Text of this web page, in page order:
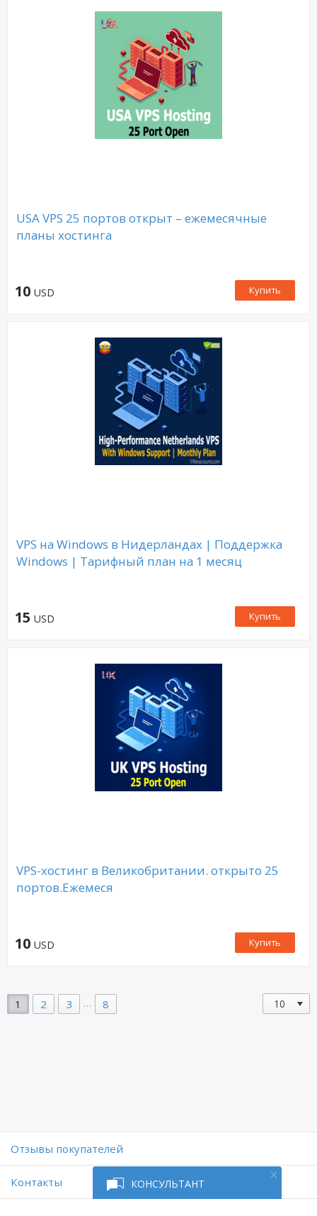
КОНСУЛЬТАНТ
USA VPS 25 портов открыт – ежемесячные
планы хостинга
10 USD Купить
VPS на Windows в Нидерландах | Поддержка
Windows | Тарифный план на 1 месяц
15 USD Купить
VPS-хостинг в Великобритании. открыто 25
портов.Ежемеся
10 USD Купить
1 2 3 … 8
Отзывы покупателей
Контакты